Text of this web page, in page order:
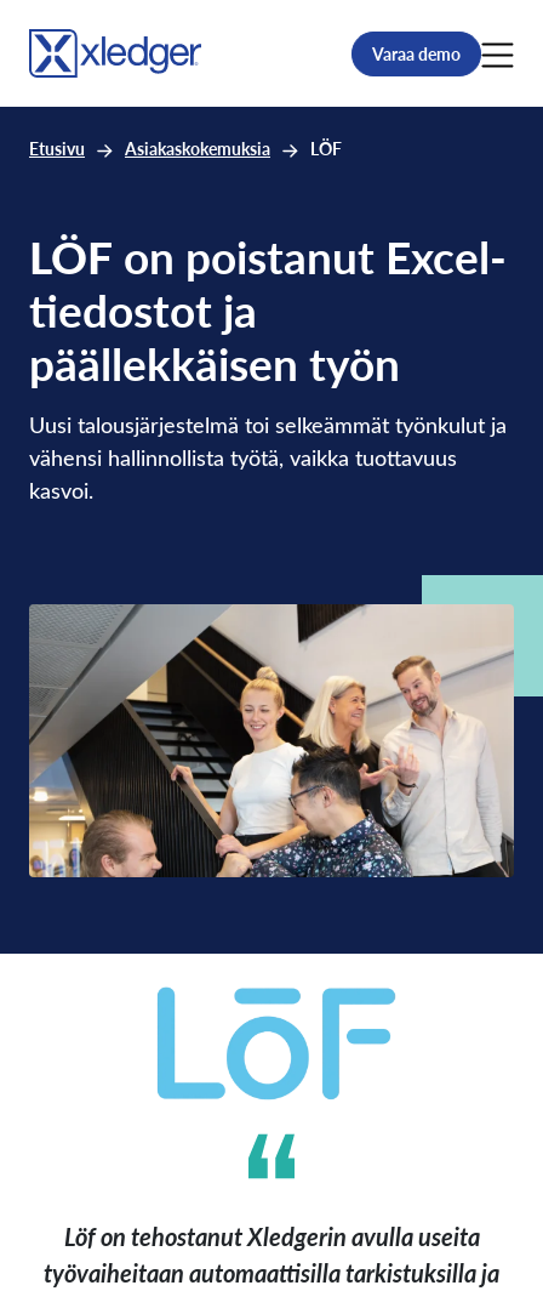
Varaa demo
Etusivu Asiakaskokemuksia LÖF
LÖF on poistanut Excel-
tiedostot ja
päällekkäisen työn
Uusi talousjärjestelmä toi selkeämmät työnkulut ja
vähensi hallinnollista työtä, vaikka tuottavuus
kasvoi.
Löf on tehostanut Xledgerin avulla useita
työvaiheitaan automaattisilla tarkistuksilla ja